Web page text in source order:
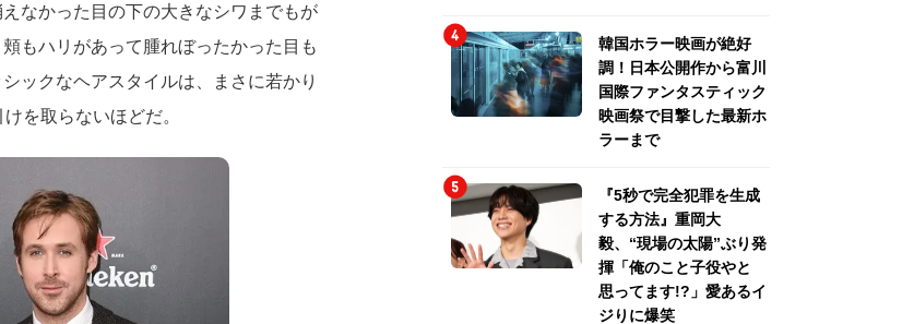
なかった目の下の大きなシワまでもが
もハリがあって腫れぼったかった目も
ックなヘアスタイルは、まさに若かり
を取らないほどだ。
韓国ホラー映画が絶好
調！日本公開作から富川
国際ファンタスティック
映画祭で目撃した最新ホ
ラーまで
『5秒で完全犯罪を生成
する方法』重岡大
毅、“現場の太陽”ぶり発
揮「俺のこと子役やと
思ってます!?」愛あるイ
ジりに爆笑